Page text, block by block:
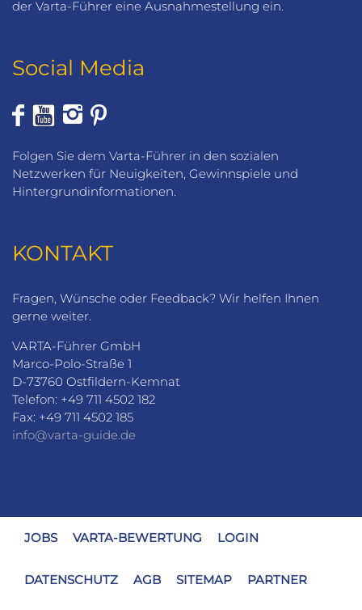
der Varta-Führer eine Ausnahmestellung ein.
Social Media
Folgen Sie dem Varta-Führer in den sozialen
Netzwerken für Neuigkeiten, Gewinnspiele und
Hintergrundinformationen.
KONTAKT
Fragen, Wünsche oder Feedback? Wir helfen Ihnen
gerne weiter.
VARTA-Führer GmbH
Marco-Polo-Straße 1
D-73760 Ostfildern-Kemnat
Telefon: +49 711 4502 182
Fax: +49 711 4502 185
info@varta-guide.de
JOBS VARTA-BEWERTUNG LOGIN
DATENSCHUTZ AGB SITEMAP PARTNER